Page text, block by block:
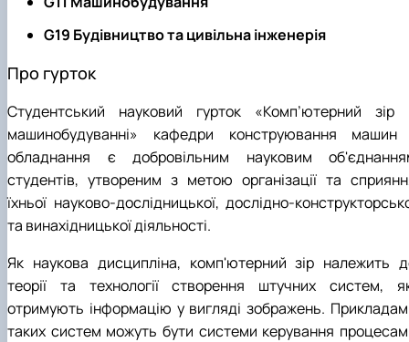
G19 Будівництво та цивільна інженерія
Про гурток
Студентський науковий гурток «Комп’ютерний зір
машинобудуванні» кафедри конструювання машин
обладнання є добровільним науковим
студентів, утвореним з метою організації та
їхньої науково-дослідницької, дослідно-
та винахідницької діяльності.
Як наукова дисципліна, комп'ютерний зір належить
теорії та технології створення штучних систем,
отримують інформацію у вигляді зображень.
таких систем можуть бути системи керування